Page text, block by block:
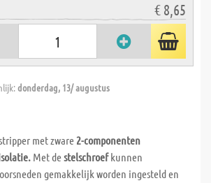
€ 8,65
donderdag, 13/ augustus
met zware2-componenten
Met destelschroefkunnen
gemakkelijk worden ingesteld en